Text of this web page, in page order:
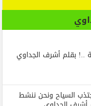
..! بقلم أشرف الجداوي
السياح ونحن ننشط